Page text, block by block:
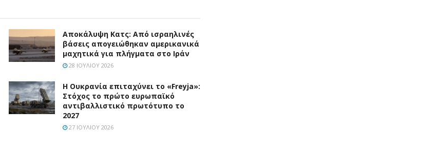
Αποκάλυψη Κατς: Από ισραηλινές
βάσεις απογειώθηκαν αμερικανικά
μαχητικά για πλήγματα στο Ιράν
28 ΙΟΥΛΊΟΥ 2026
Η Ουκρανία επιταχύνει το «Freyja»:
Στόχος το πρώτο ευρωπαϊκό
αντιβαλλιστικό πρωτότυπο το
2027
27 ΙΟΥΛΊΟΥ 2026